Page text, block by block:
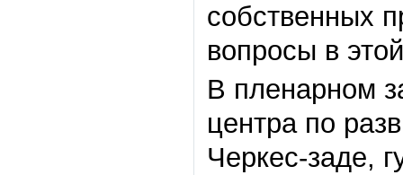
собственных
вопросы в
В пленарном
центра по
Черкес-заде,